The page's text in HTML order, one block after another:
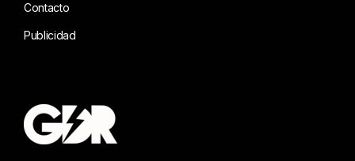
Contacto
Publicidad